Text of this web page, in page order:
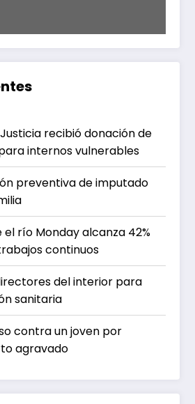
recibió donación de
internos vulnerables
preventiva de imputado
el río Monday alcanza 42%
continuos
del interior para
sanitaria
contra un joven por
agravado